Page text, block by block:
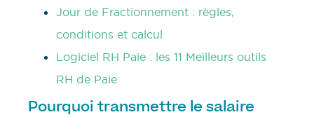
Jour de Fractionnement : règles,
conditions et calcul
Logiciel RH Paie : les 11 Meilleurs outils
RH de Paie
Pourquoi transmettre le salaire